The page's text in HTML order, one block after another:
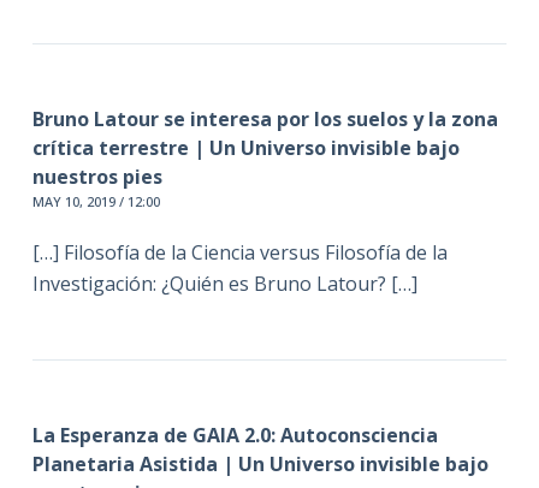
Bruno Latour se interesa por los suelos y la zona
crítica terrestre | Un Universo invisible bajo
nuestros pies
MAY 10, 2019 / 12:00
[…] Filosofía de la Ciencia versus Filosofía de la
Investigación: ¿Quién es Bruno Latour? […]
La Esperanza de GAIA 2.0: Autoconsciencia
Planetaria Asistida | Un Universo invisible bajo